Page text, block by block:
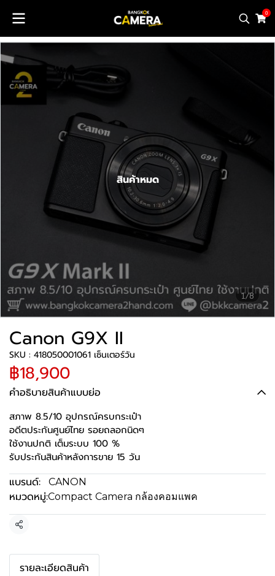
0
1/8
สินค้าหมด
Canon G9X II
SKU : 418050001061 เซ็นเตอร์วัน
฿18,900
คำอธิบายสินค้าแบบย่อ
สภาพ 8.5/10 อุปกรณ์ครบกระเป๋า
อดีตประกันศูนย์ไทย รอยถลอกนิดๆ
ใช้งานปกติ เต็มระบบ 100 %
รับประกันสินค้าหลังการขาย 15 วัน
แบรนด์: CANON
หมวดหมู่:Compact Camera กล้องคอมแพค
แชร์
รายละเอียดสินค้า